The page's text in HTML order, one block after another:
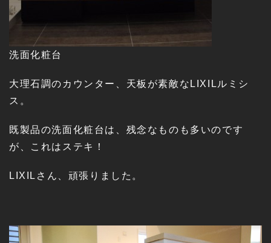
洗面化粧台
大理石調のカウンター、天板が素敵なLIXILルミシ
ス。
既製品の洗面化粧台は、残念なものも多いのです
が、これはステキ！
LIXILさん、頑張りました。